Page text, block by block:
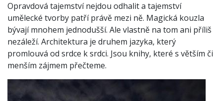
Opravdová tajemství nejdou odhalit a tajemství
umělecké tvorby patří právě mezi ně. Magická kouzla
bývají mnohem jednodušší. Ale vlastně na tom ani příliš
nezáleží. Architektura je druhem jazyka, který
promlouvá od srdce k srdci. Jsou knihy, které s větším či
menším zájmem přečteme.